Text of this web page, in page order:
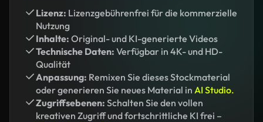
Lizenz: Lizenzgebührenfrei für die kommerzielle
Nutzung
Inhalte: Original- und KI-generierte Videos
Technische Daten: Verfügbar in 4K- und HD-
Qualität
Anpassung: Remixen Sie dieses Stockmaterial
oder generieren Sie neues Material in AI Studio.
Zugriffsebenen: Schalten Sie den vollen
kreativen Zugriff und fortschrittliche KI frei –